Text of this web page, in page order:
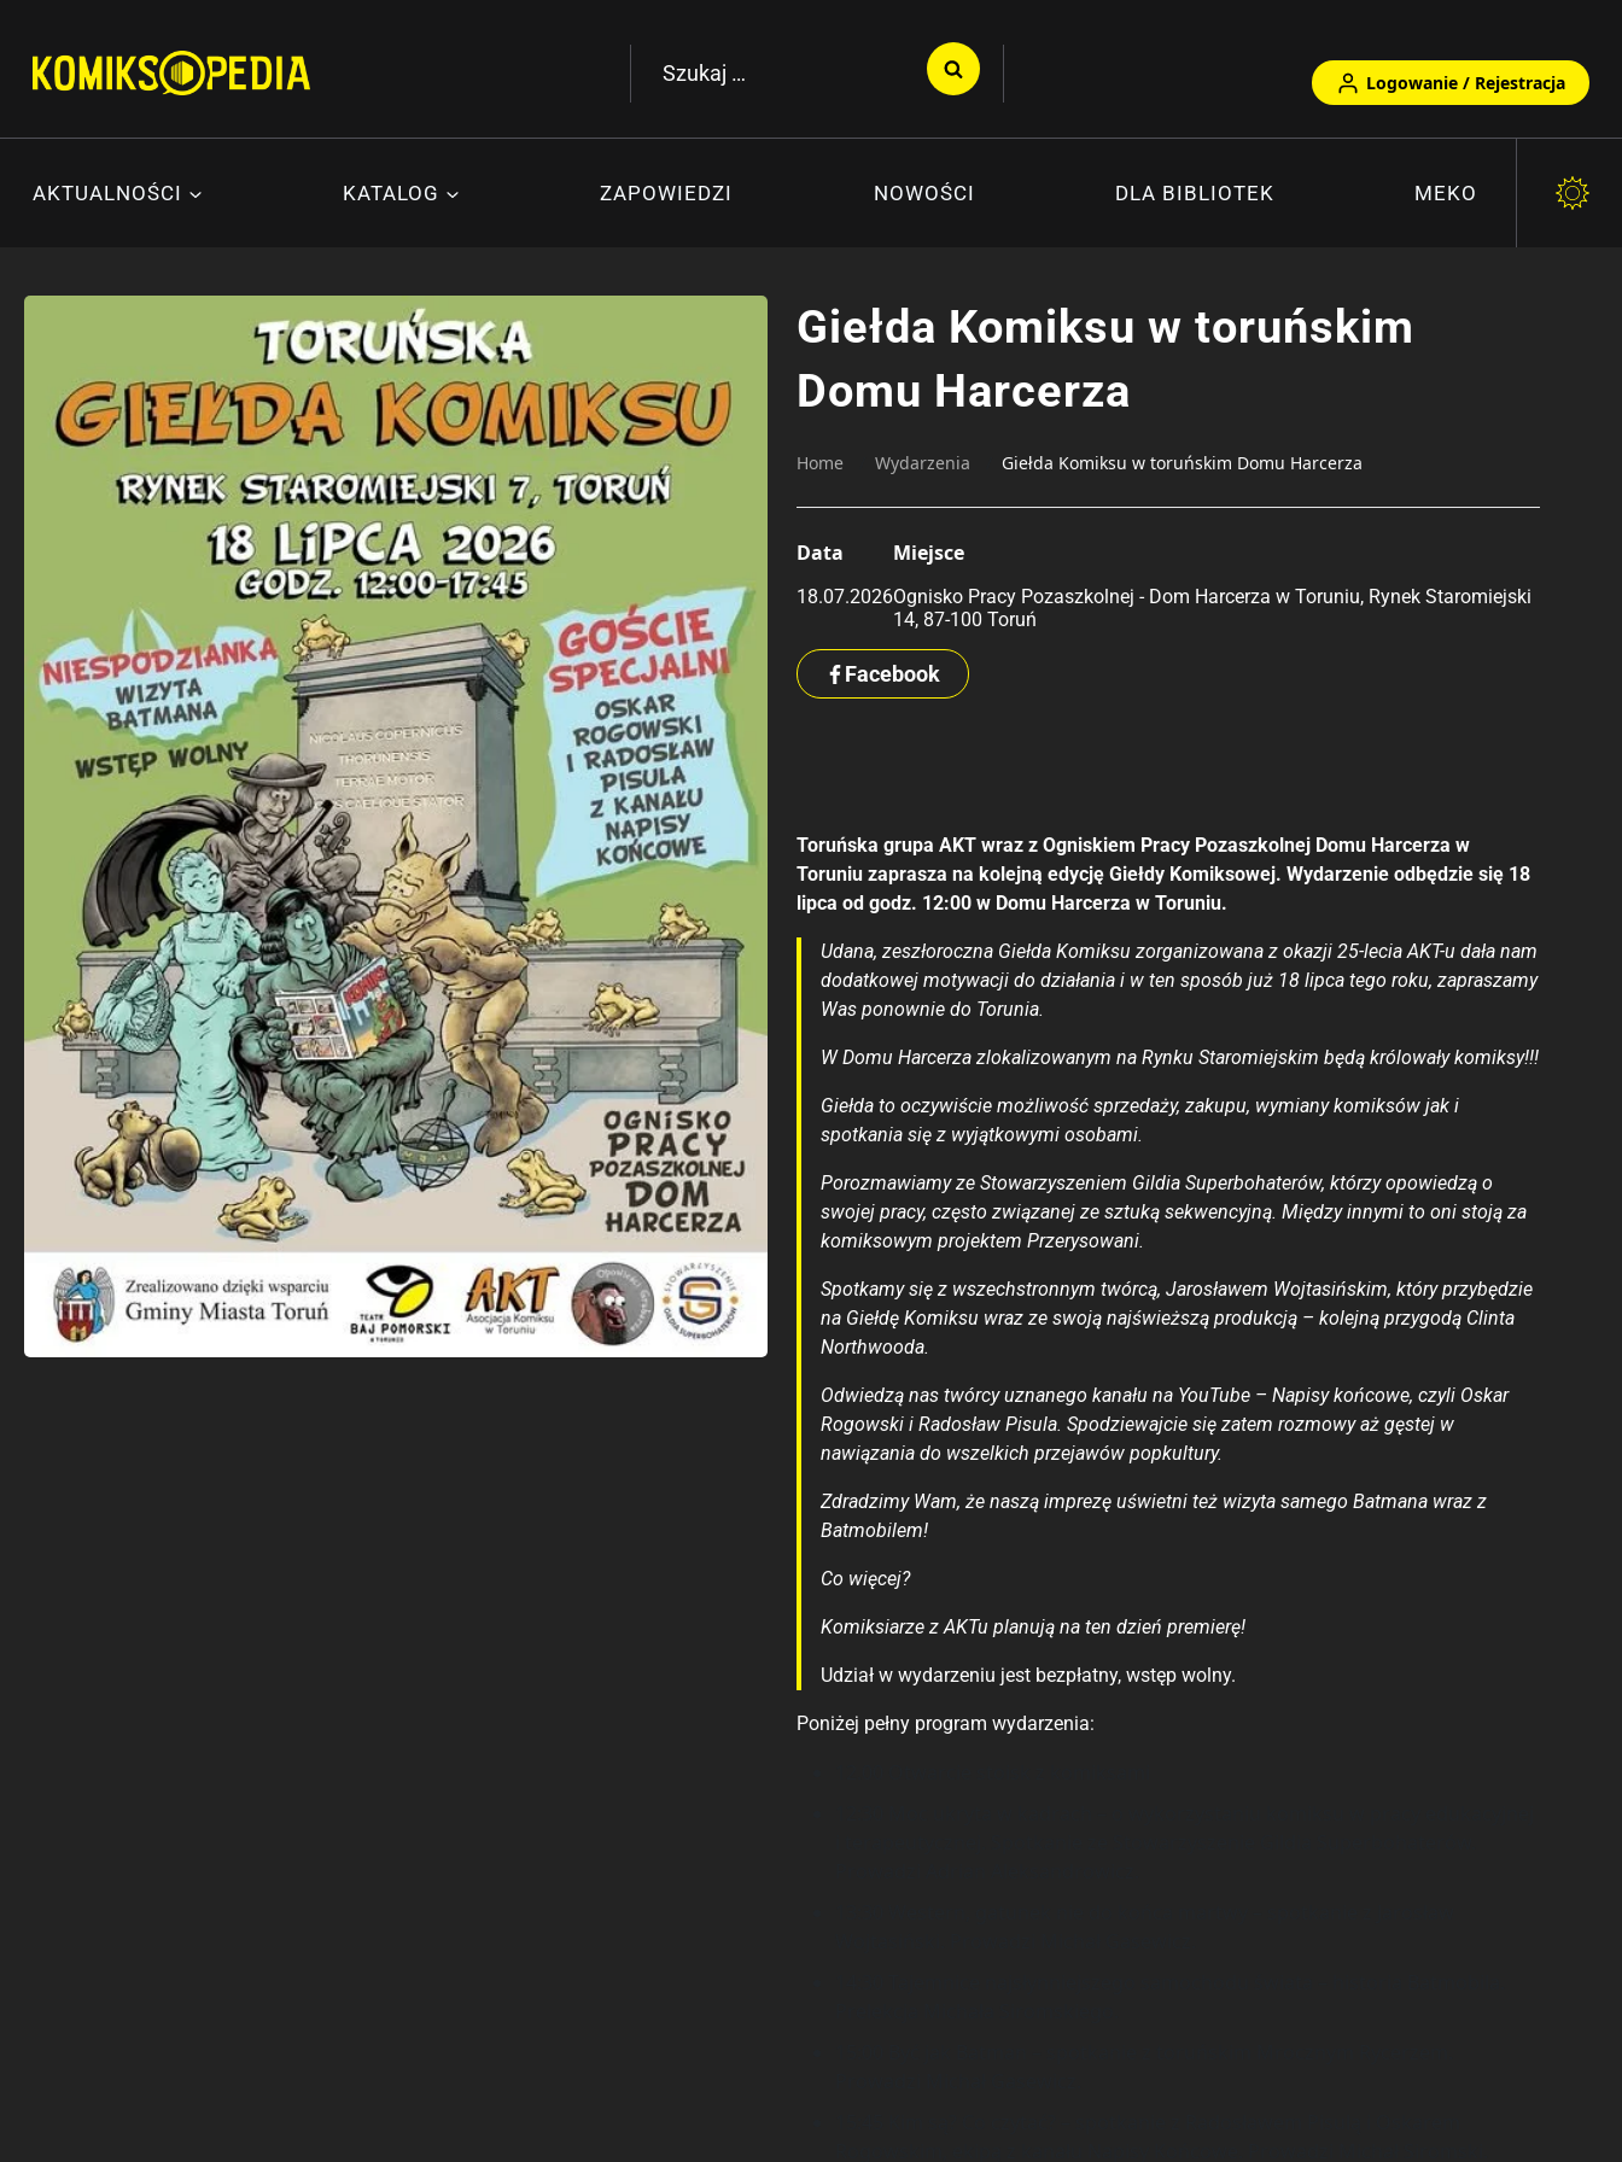
treści
Szukaj:
Logowanie / Rejestracja
AKTUALNOŚCI KATALOG ZAPOWIEDZI NOWOŚCI DLA BIBLIOTEK MEKO
Giełda Komiksu w toruńskim
Domu Harcerza
Home Wydarzenia Giełda Komiksu w toruńskim Domu Harcerza
Data
18.07.2026
Miejsce
Ognisko Pracy Pozaszkolnej - Dom Harcerza w Toruniu, Rynek Staromiejski
14, 87-100 Toruń
Facebook
Toruńska grupa AKT wraz z Ogniskiem Pracy Pozaszkolnej Domu Harcerza w
Toruniu zaprasza na kolejną edycję Giełdy Komiksowej. Wydarzenie odbędzie się 18
lipca od godz. 12:00 w Domu Harcerza w Toruniu.
Udana, zeszłoroczna Giełda Komiksu zorganizowana z okazji 25-lecia AKT-u dała nam
dodatkowej motywacji do działania i w ten sposób już 18 lipca tego roku, zapraszamy
Was ponownie do Torunia.
W Domu Harcerza zlokalizowanym na Rynku Staromiejskim będą królowały komiksy!!!
Giełda to oczywiście możliwość sprzedaży, zakupu, wymiany komiksów jak i
spotkania się z wyjątkowymi osobami.
Porozmawiamy ze Stowarzyszeniem Gildia Superbohaterów, którzy opowiedzą o
swojej pracy, często związanej ze sztuką sekwencyjną. Między innymi to oni stoją za
komiksowym projektem Przerysowani.
Spotkamy się z wszechstronnym twórcą, Jarosławem Wojtasińskim, który przybędzie
na Giełdę Komiksu wraz ze swoją najświeższą produkcją – kolejną przygodą Clinta
Northwooda.
Odwiedzą nas twórcy uznanego kanału na YouTube – Napisy końcowe, czyli Oskar
Rogowski i Radosław Pisula. Spodziewajcie się zatem rozmowy aż gęstej w
nawiązania do wszelkich przejawów popkultury.
Zdradzimy Wam, że naszą imprezę uświetni też wizyta samego Batmana wraz z
Batmobilem!
Co więcej?
Komiksiarze z AKTu planują na ten dzień premierę!
Udział w wydarzeniu jest bezpłatny, wstęp wolny.
Poniżej pełny program wydarzenia: